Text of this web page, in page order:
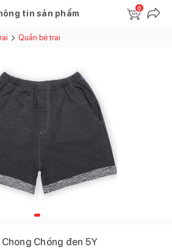
tin sản phẩm
0
Quần bé trai
Chóng đen 5Y